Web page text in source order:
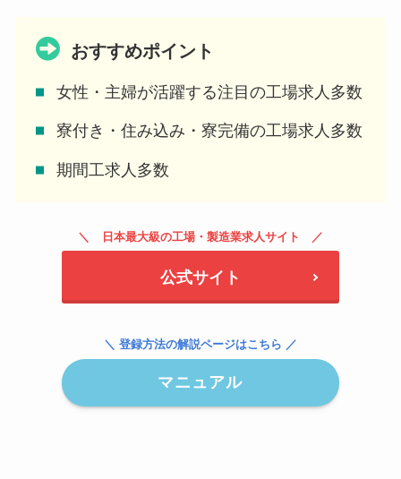
おすすめポイント
⼥性・主婦が活躍する注⽬の⼯場求⼈多数
寮付き・住み込み・寮完備の工場求人多数
期間工求人多数
日本最大級の工場・製造業求人サイト
公式サイト
＼ 登録方法の解説ページはこちら ／
マニュアル